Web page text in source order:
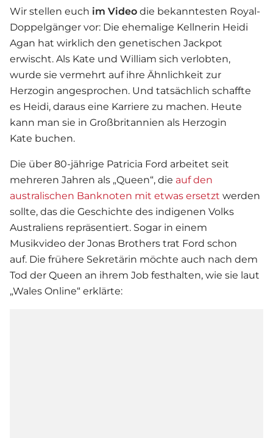
Wir stellen euch im Video die bekanntesten Royal-
Doppelgänger vor: Die ehemalige Kellnerin Heidi
Agan hat wirklich den genetischen Jackpot
erwischt. Als Kate und William sich verlobten,
wurde sie vermehrt auf ihre Ähnlichkeit zur
Herzogin angesprochen. Und tatsächlich schaffte
es Heidi, daraus eine Karriere zu machen. Heute
kann man sie in Großbritannien als Herzogin
Kate buchen.
Die über 80-jährige Patricia Ford arbeitet seit
mehreren Jahren als „Queen“, die auf den
australischen Banknoten mit etwas ersetzt werden
sollte, das die Geschichte des indigenen Volks
Australiens repräsentiert. Sogar in einem
Musikvideo der Jonas Brothers trat Ford schon
auf. Die frühere Sekretärin möchte auch nach dem
Tod der Queen an ihrem Job festhalten, wie sie laut
„Wales Online“ erklärte: